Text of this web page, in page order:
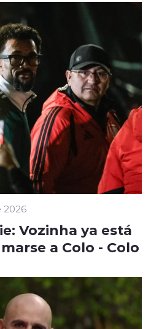
2026
Vozinha ya está
a Colo - Colo